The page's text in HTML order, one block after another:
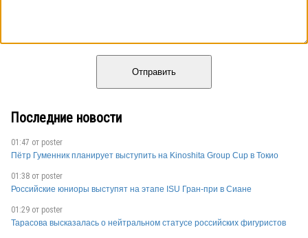
Отправить
Последние новости
01:47 от poster
Пётр Гуменник планирует выступить на Kinoshita Group Cup в Токио
01:38 от poster
Российские юниоры выступят на этапе ISU Гран-при в Сиане
01:29 от poster
Тарасова высказалась о нейтральном статусе российских фигуристов